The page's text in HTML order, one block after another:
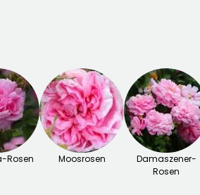
Rosen Moosrosen
Damaszener-
Rosen